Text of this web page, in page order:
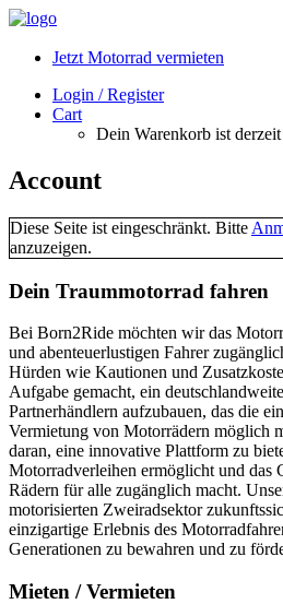
Jetzt Motorrad vermieten
Login / Register
Cart
Dein Warenkorb ist derzeit
Account
Diese Seite ist eingeschränkt. Bitte
anzuzeigen.
Dein Traummotorrad fahren
Bei Born2Ride möchten wir das
und abenteuerlustigen Fahrer
Hürden wie Kautionen und
Aufgabe gemacht, ein
Partnerhändlern aufzubauen, das die
Vermietung von Motorrädern möglich
daran, eine innovative Plattform zu
Motorradverleihen ermöglicht und das
Rädern für alle zugänglich macht.
motorisierten Zweiradsektor
einzigartige Erlebnis des
Generationen zu bewahren und zu
Mieten / Vermieten